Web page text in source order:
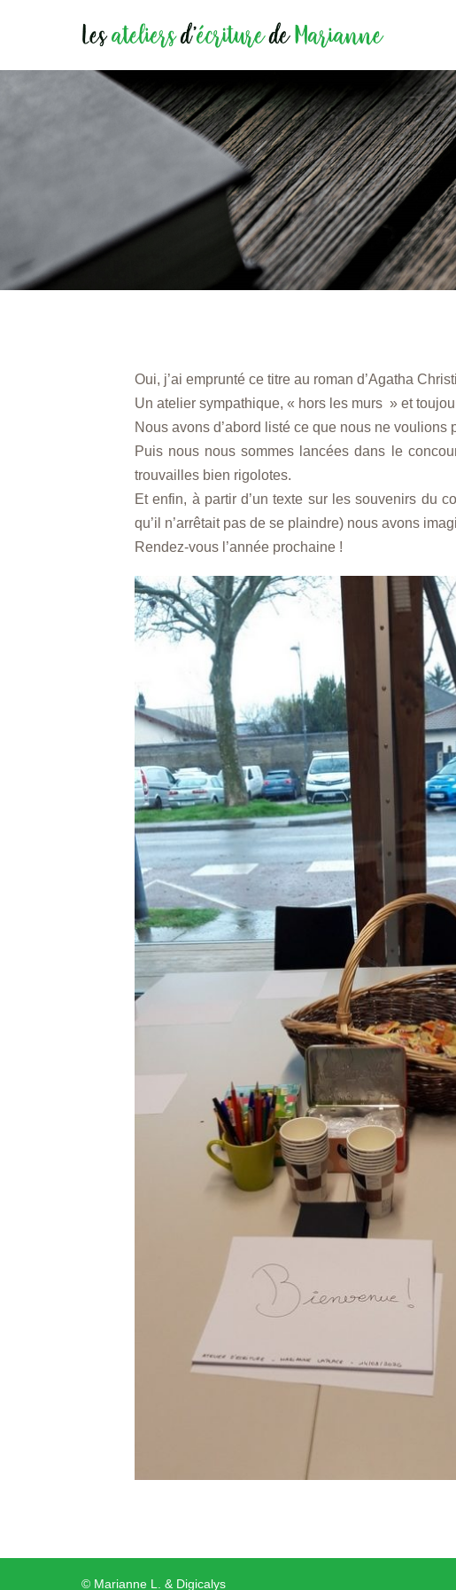
Oui, j’ai emprunté ce titre au roman d’Agatha
Un atelier sympathique, « hors les murs » et
Nous avons d’abord listé ce que nous ne
Puis nous nous sommes lancées dans le
trouvailles bien rigolotes.
Et enfin, à partir d’un texte sur les souvenirs du
qu’il n’arrêtait pas de se plaindre) nous avons
Rendez-vous l’année prochaine !
© Marianne L. & Digicalys